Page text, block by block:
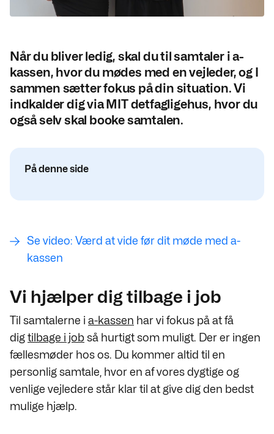
Når du bliver ledig, skal du til samtaler i a-
kassen, hvor du mødes med en vejleder, og I
sammen sætter fokus på din situation. Vi
indkalder dig via MIT detfagligehus, hvor du
også selv skal booke samtalen.
På denne side
Se video: Værd at vide før dit møde med a-
kassen
Vi hjælper dig tilbage i job
Til samtalerne i a-kassen har vi fokus på at få
digtilbage i jobså hurtigt som muligt. Der er ingen
fællesmøder hos os. Du kommer altid til en
personlig samtale, hvor en af vores dygtige og
venlige vejledere står klar til at give dig den bedst
mulige hjælp.